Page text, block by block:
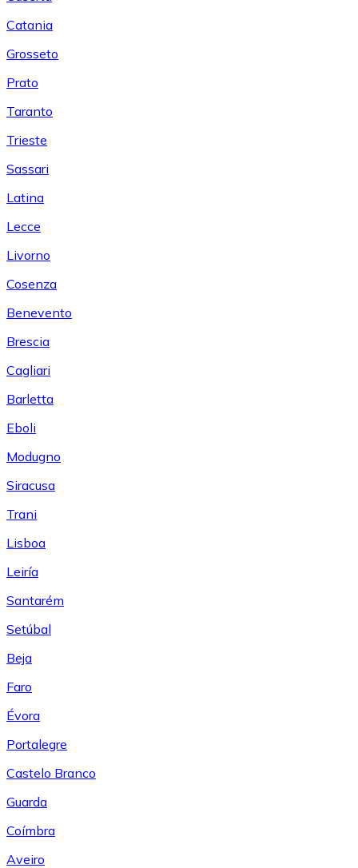
Catania
Grosseto
Prato
Taranto
Trieste
Sassari
Latina
Lecce
Livorno
Cosenza
Benevento
Brescia
Cagliari
Barletta
Eboli
Modugno
Siracusa
Trani
Lisboa
Leiría
Santarém
Setúbal
Beja
Faro
Évora
Portalegre
Castelo Branco
Guarda
Coímbra
Aveiro